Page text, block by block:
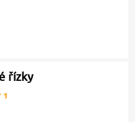
řízky